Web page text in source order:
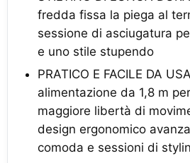
fredda fissa la piega al
sessione di asciugatura
e uno stile stupendo
PRATICO E FACILE DA
alimentazione da 1,8 m
maggiore libertà di
design ergonomico
comoda e sessioni di